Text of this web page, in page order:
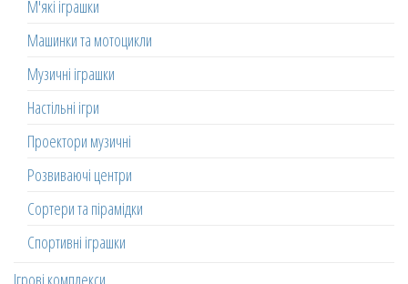
М'які іграшки
Машинки та мотоцикли
Музичні іграшки
Настільні ігри
Проектори музичні
Розвиваючі центри
Сортери та пірамідки
Спортивні іграшки